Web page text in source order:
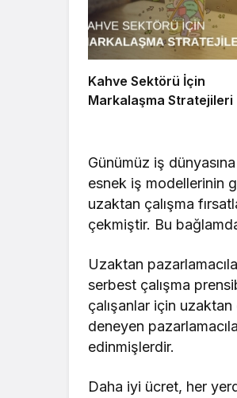
Kahve Sektörü İçin
Markalaşma Stratejileri
Günümüz iş
esnek iş modellerinin
uzaktan çalışma
çekmiştir. Bu
Uzaktan
serbest çalışma
çalışanlar için
deneyen
edinmişlerdir.
Daha iyi ücret, her